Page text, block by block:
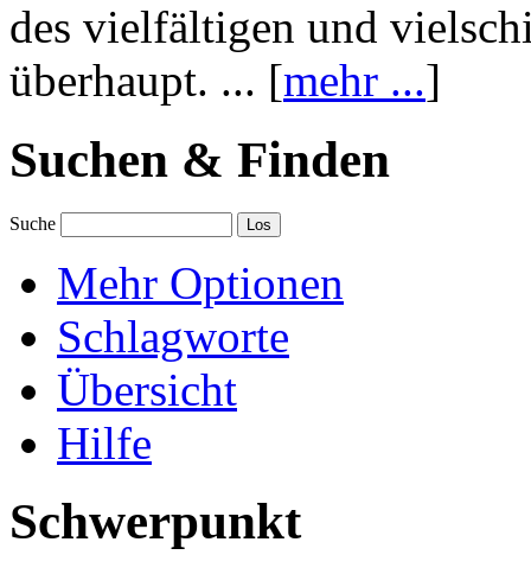
des vielfältigen und
überhaupt. ... [mehr ...]
Suchen & Finden
Suche
Mehr Optionen
Schlagworte
Übersicht
Hilfe
Schwerpunkt